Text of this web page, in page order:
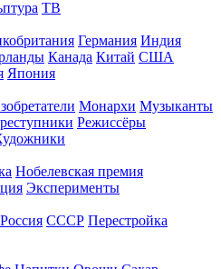
ТВ
Германия Индия
Канада Китай США
Япония
Монархи Музыканты
Режиссёры
Нобелевская премия
Эксперименты
СССР Перестройка